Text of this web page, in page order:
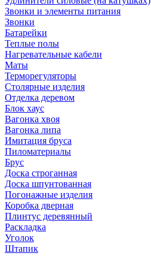
Звонки и элементы питания
Звонки
Батарейки
Теплые полы
Нагревательные кабели
Маты
Терморегуляторы
Столярные изделия
Отделка деревом
Блок хаус
Вагонка хвоя
Вагонка липа
Имитация бруса
Пиломатериалы
Брус
Доска строганная
Доска шпунтованная
Погонажные изделия
Коробка дверная
Плинтус деревянный
Раскладка
Уголок
Штапик